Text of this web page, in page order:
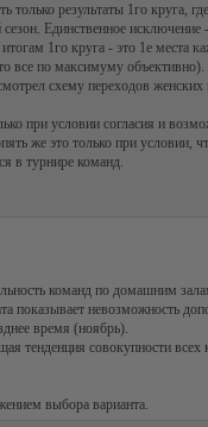
результаты 1го круга,
Единственное
1го круга - это 1е места
все по максимуму
схему переходов женских
при условии согласия и
же это только при условии,
в турнире команд.
команд по домашним
показывает невозможность
время (ноябрь).
тенденция совокупности
выбора варианта.